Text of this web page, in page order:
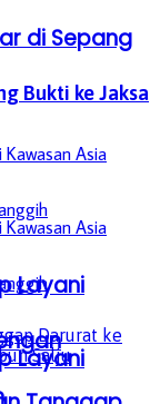
Layani
di Sepang
Layani
Bukti ke Jaksa